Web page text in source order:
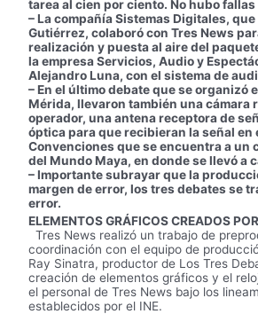
tarea al cien por ciento. No hubo
– La compañía Sistemas Digitales,
Gutiérrez, colaboró con Tres News
realización y puesta al aire del
la empresa Servicios, Audio y
Alejandro Luna, con el sistema de
– En el último debate que se organizó
Mérida, llevaron también una cámara
operador, una antena receptora de
óptica para que recibieran la señal en
Convenciones que se encuentra a un
del Mundo Maya, en donde se llevó a
– Importante subrayar que la
margen de error, los tres debates se
error.
ELEMENTOS GRÁFICOS CREADOS
Tres News realizó un trabajo de
coordinación con el equipo de
Ray Sinatra, productor de Los Tres
creación de elementos gráficos y el
el personal de Tres News bajo los
establecidos por el INE.